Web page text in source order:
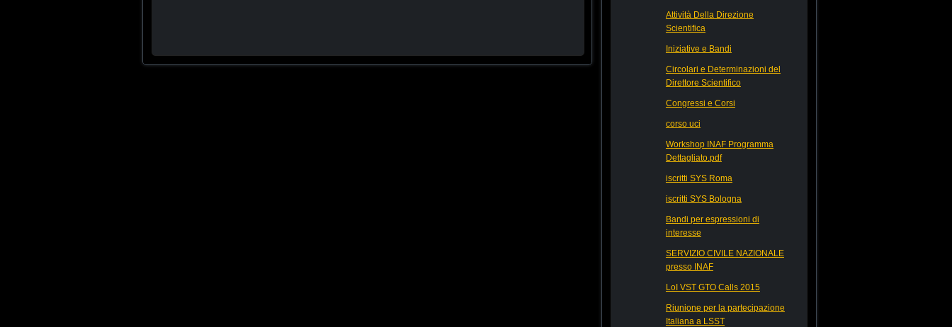
Attività Della Direzione
Scientifica
Iniziative e Bandi
Circolari e Determinazioni del
Direttore Scientifico
Congressi e Corsi
corso uci
Workshop INAF Programma
Dettagliato.pdf
iscritti SYS Roma
iscritti SYS Bologna
Bandi per espressioni di
interesse
SERVIZIO CIVILE NAZIONALE
presso INAF
LoI VST GTO Calls 2015
Riunione per la partecipazione
Italiana a LSST